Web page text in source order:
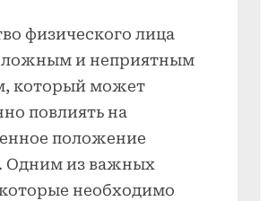
физического лица
и неприятным
который может
повлиять на
положение
Одним из важных
необходимо